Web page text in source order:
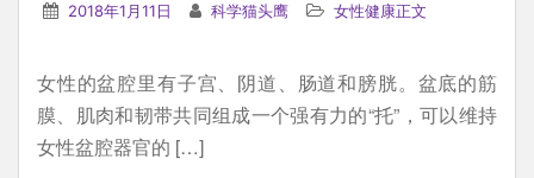
2018年1月11日 科学猫头鹰 女性健康正文
女性的盆腔里有子宫、阴道、肠道和膀胱。盆底的筋
膜、肌肉和韧带共同组成一个强有力的“托”，可以维持
女性盆腔器官的 […]